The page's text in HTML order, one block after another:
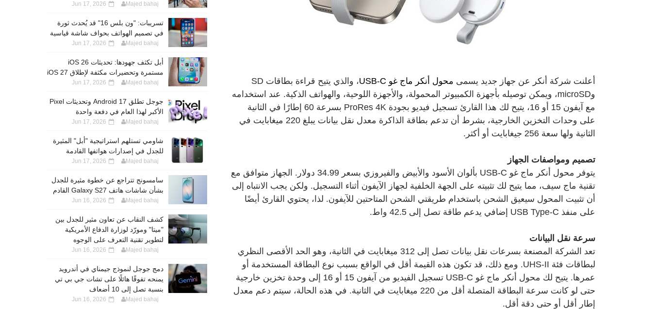
أعلنت شركة أنكر عن جهاز جديد يسمى محول أنكر ماج غو USB-C
، والذي يتيح قراءة بطاقات SD
وmicroSD، ويمكن توصيله بأجهزة الكمبيوتر المحمولة، والأجهزة اللوحية، والهواتف الذكية. عند استخدامه
مع آيفون 15 أو 16، يتيح لك هذا القارئ تسجيل فيديو بجودة ProRes 4K بسرعة 60 إطارًا في الثانية
على وحدات التخزين الخارجية، بشرط أن تدعم بطاقة الذاكرة معدل نقل بيانات يبلغ 220 ميغابايت في
الثانية ولها سعة 256 جيغابايت أو أكثر.
تصميم ومواصفات الجهاز
يتوفر محول أنكر ماج غو USB-C بألوان الأسود والأبيض والفيروزي بسعر 34.99 دولار. الجهاز متوافق مع
تقنية ماج سيف، مما يتيح لك تثبيته على الجهة الخلفية لجهاز الآيفون أثناء التسجيل. ولكن يجب الانتباه إلى
أن تثبيت المحول سيعيق الشحن باستخدام طريقتي الشحن المتاحتين للآيفون. لذا، يحتوي القارئ أيضًا
على منفذ USB Type-C إضافي يدعم طاقة تصل إلى 42.5 واط.
سرعة نقل البيانات
تعد الشركة المصنعة بسرعات نقل بيانات تصل إلى 312 ميغابايت في الثانية، وهو الحد الأقصى النظري
لبطاقات فئة UHS-II. ومع ذلك، قد تكون هذه القيمة أقل في الواقع بسبب نوع البطاقة المستخدمة أو
عمرها. يتيح لك محول أنكر ماج غو USB-C تسجيل الفيديو من آيفون 15 أو 16 إلى وحدة تخزين خارجية
حتى لو كانت سرعة البطاقة المتصلة أقل من 220 ميغابايت في الثانية. في هذه الحالة، سيتم دعم معدل
إطار أقل أو حتى دقة أقل.
Majed bahaj
Jun 17, 2026
تسريبات: "ون بلس 16" قد يُحدث ثورة
في تصميم الهواتف بحواف شاشة قياسية
Majed bahaj
Jun 17, 2026
أبل تكثف جهودها: تحديثات iOS 26
مستمرة وتحضيرات مكثفة لإطلاق iOS 27
Majed bahaj
Jun 17, 2026
جوجل تطلق Android 17 وتحديثات Pixel
الأكبر لهذا العام في دفعة واحدة
Majed bahaj
Jun 17, 2026
شاومي تستلهم استراتيجية "أبل" المثيرة
للجدل في إصدارات هواتفها القادمة
Majed bahaj
Jun 17, 2026
سامسونج تتراجع عن خطوة مثيرة للجدل
بشأن شاشات هاتف Galaxy S27 القادم
Majed bahaj
Jun 16, 2026
كشف النقاب عن تعاون مثير للجدل بين
"ميتا" ومورّد لوزارة الدفاع الأمريكية
لتطوير تقنية التعرف على الوجوه
Majed bahaj
Jun 16, 2026
دمج جوجل لنموذج جيمناي في أندرويد
يمنحه تفوقًا هائلًا على تشات جي بي تي
بنسبة تصل إلى 10 أضعاف
Majed bahaj
Jun 16, 2026